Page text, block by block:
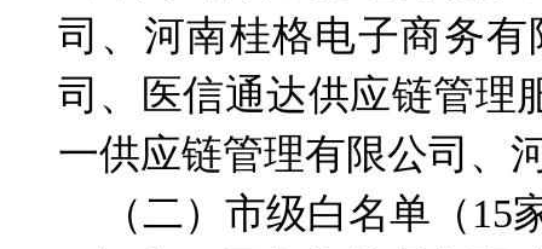
司、河南桂格电子商务
司、医信通达供应链管理
一供应链管理有限公司、
（二）市级白名单（15